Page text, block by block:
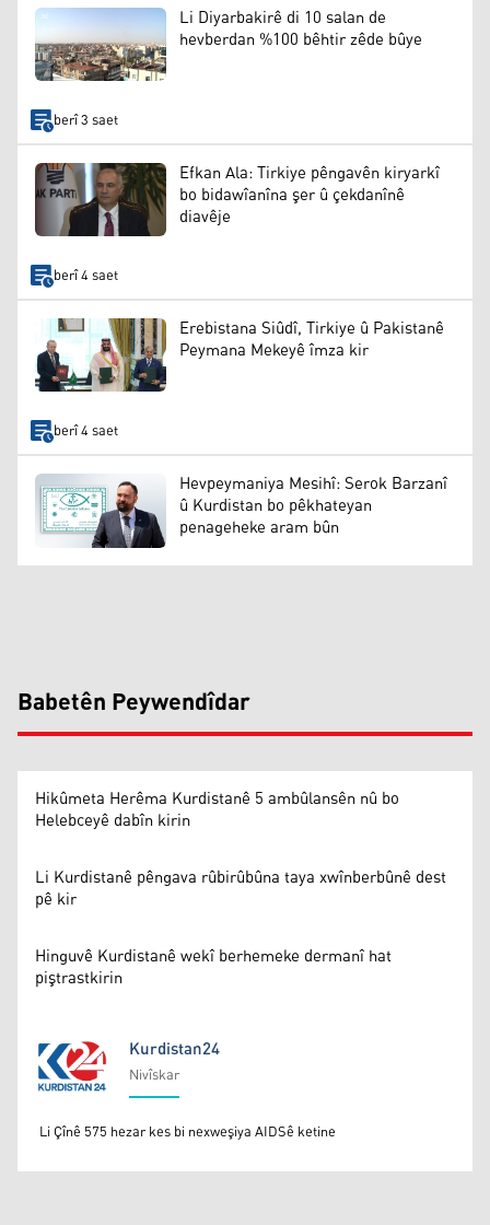
Li Diyarbakirê di 10 salan de
hevberdan %100 bêhtir zêde bûye
berî 3 saet
Efkan Ala: Tirkiye pêngavên kiryarkî
bo bidawîanîna şer û çekdanînê
diavêje
berî 4 saet
Erebistana Siûdî, Tirkiye û Pakistanê
Peymana Mekeyê îmza kir
berî 4 saet
Hevpeymaniya Mesihî: Serok Barzanî
û Kurdistan bo pêkhateyan
penageheke aram bûn
Babetên Peywendîdar
Hikûmeta Herêma Kurdistanê 5 ambûlansên nû bo
Helebceyê dabîn kirin
Li Kurdistanê pêngava rûbirûbûna taya xwînberbûnê dest
pê kir
Hinguvê Kurdistanê wekî berhemeke dermanî hat
piştrastkirin
Kurdistan24
Kurdistan24
Nivîskar
Li Çînê 575 hezar kes bi nexweşiya AIDSê ketine